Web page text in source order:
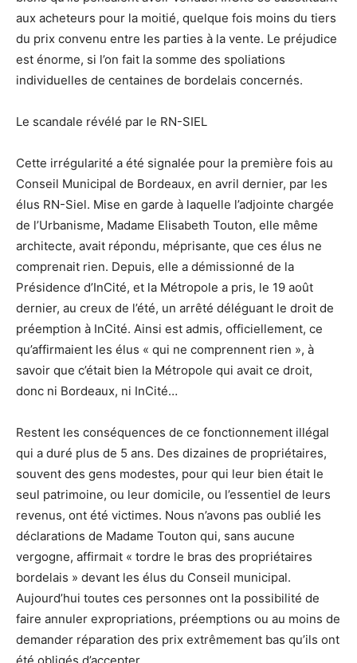
aux acheteurs pour la moitié, quelque fois moins du tiers
du prix convenu entre les parties à la vente. Le préjudice
est énorme, si l’on fait la somme des spoliations
individuelles de centaines de bordelais concernés.
Le scandale révélé par le RN-SIEL
Cette irrégularité a été signalée pour la première fois au
Conseil Municipal de Bordeaux, en avril dernier, par les
élus RN-Siel. Mise en garde à laquelle l’adjointe chargée
de l’Urbanisme, Madame Elisabeth Touton, elle même
architecte, avait répondu, méprisante, que ces élus ne
comprenait rien. Depuis, elle a démissionné de la
Présidence d’InCité, et la Métropole a pris, le 19 août
dernier, au creux de l’été, un arrêté déléguant le droit de
préemption à InCité. Ainsi est admis, officiellement, ce
qu’affirmaient les élus « qui ne comprennent rien », à
savoir que c’était bien la Métropole qui avait ce droit,
donc ni Bordeaux, ni InCité…
Restent les conséquences de ce fonctionnement illégal
qui a duré plus de 5 ans. Des dizaines de propriétaires,
souvent des gens modestes, pour qui leur bien était le
seul patrimoine, ou leur domicile, ou l’essentiel de leurs
revenus, ont été victimes. Nous n’avons pas oublié les
déclarations de Madame Touton qui, sans aucune
vergogne, affirmait « tordre le bras des propriétaires
bordelais » devant les élus du Conseil municipal.
Aujourd’hui toutes ces personnes ont la possibilité de
faire annuler expropriations, préemptions ou au moins de
demander réparation des prix extrêmement bas qu’ils ont